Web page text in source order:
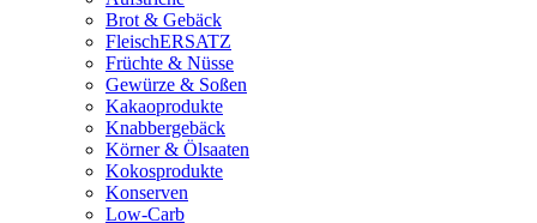
Brot & Gebäck
FleischERSATZ
Früchte & Nüsse
Gewürze & Soßen
Kakaoprodukte
Knabbergebäck
Körner & Ölsaaten
Kokosprodukte
Konserven
Low-Carb